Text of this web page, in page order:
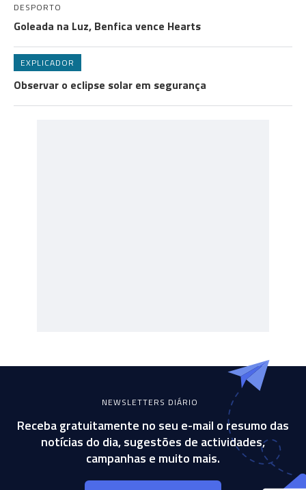
DESPORTO
Goleada na Luz, Benfica vence Hearts
EXPLICADOR
Observar o eclipse solar em segurança
NEWSLETTERS DIÁRIO
Receba gratuitamente no seu e-mail o resumo das
notícias do dia, sugestões de actividades,
campanhas e muito mais.